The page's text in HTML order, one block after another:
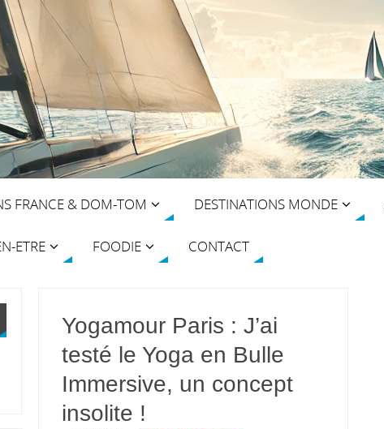
FRANCE & DOM-TOM DESTINATIONS MONDE
ETRE FOODIE CONTACT
Yogamour Paris : J’ai
testé le Yoga en Bulle
Immersive, un concept
insolite !